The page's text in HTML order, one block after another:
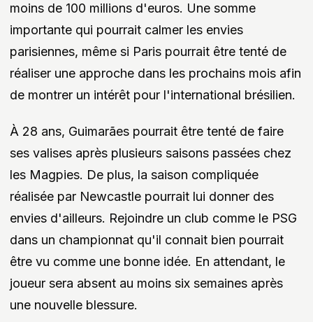
moins de 100 millions d'euros. Une somme
importante qui pourrait calmer les envies
parisiennes, même si Paris pourrait être tenté de
réaliser une approche dans les prochains mois afin
de montrer un intérêt pour l'international brésilien.
À 28 ans, Guimarães pourrait être tenté de faire
ses valises après plusieurs saisons passées chez
les Magpies. De plus, la saison compliquée
réalisée par Newcastle pourrait lui donner des
envies d'ailleurs. Rejoindre un club comme le PSG
dans un championnat qu'il connait bien pourrait
être vu comme une bonne idée. En attendant, le
joueur sera absent au moins six semaines après
une nouvelle blessure.